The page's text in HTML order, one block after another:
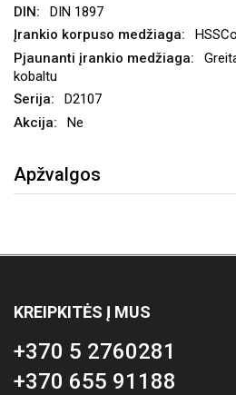
DIN 1897
HSSCo
kobaltu
D2107
Ne
Apžvalgos
KREIPKITĖS Į MUS
+370 5 2760281
+370 655 91188